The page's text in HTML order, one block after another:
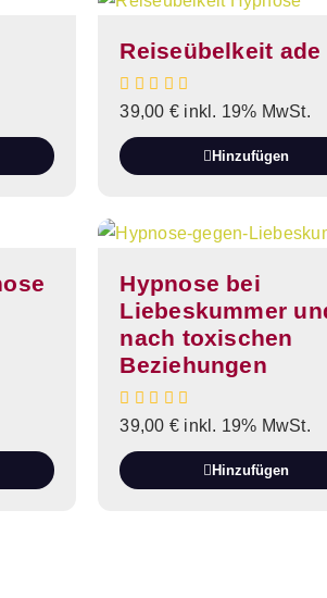
Reiseübelkeit ade
39,00 € inkl. 19% MwSt.
Hinzufügen
Hypnose bei
Liebeskummer
nach toxischen
Beziehungen
39,00 € inkl. 19% MwSt.
Hinzufügen